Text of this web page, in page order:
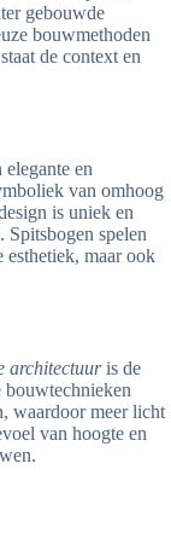
gebouwde
bouwmethoden
de context en
en
van omhoog
is uniek en
Spitsbogen spelen
maar ook
architectuuris de
bouwtechnieken
waardoor meer licht
van hoogte en